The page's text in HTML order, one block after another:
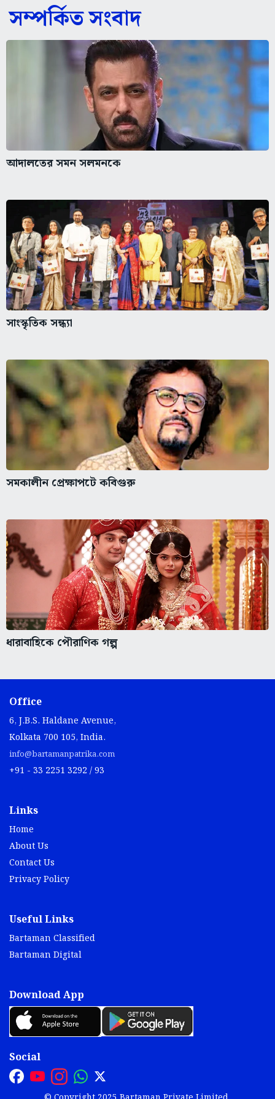
সম্পর্কিত সংবাদ
আদালতের সমন সলমনকে
সাংস্কৃতিক সন্ধ্যা
সমকালীন প্রেক্ষাপটে কবিগুরু
ধারাবাহিকে পৌরাণিক গল্প
Office
6, J.B.S. Haldane Avenue,
Kolkata 700 105, India.
info@bartamanpatrika.com
+91 - 33 2251 3292 / 93
Links
Home
About Us
Contact Us
Privacy Policy
Useful Links
Bartaman Classified
Bartaman Digital
Download App
Social